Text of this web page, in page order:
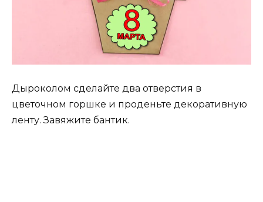
Дыроколом сделайте два отверстия в
цветочном горшке и проденьте декоративную
ленту. Завяжите бантик.